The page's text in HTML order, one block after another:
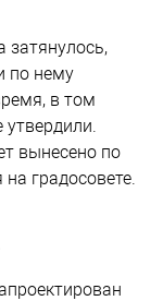
затянулось,
по нему
в том
вынесено по
градосовете.